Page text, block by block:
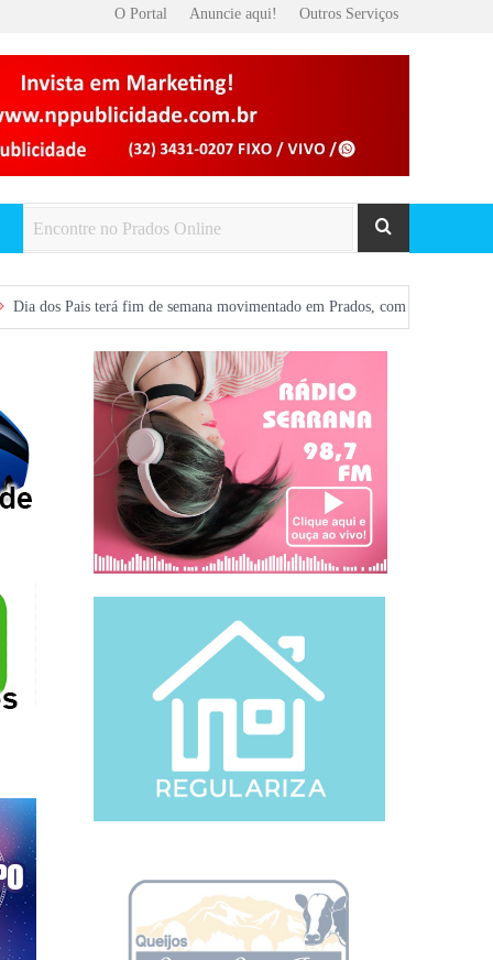
O Portal Anuncie aqui! Outros Serviços
fim de semana movimentado em Prados, com show gratuito na Praça